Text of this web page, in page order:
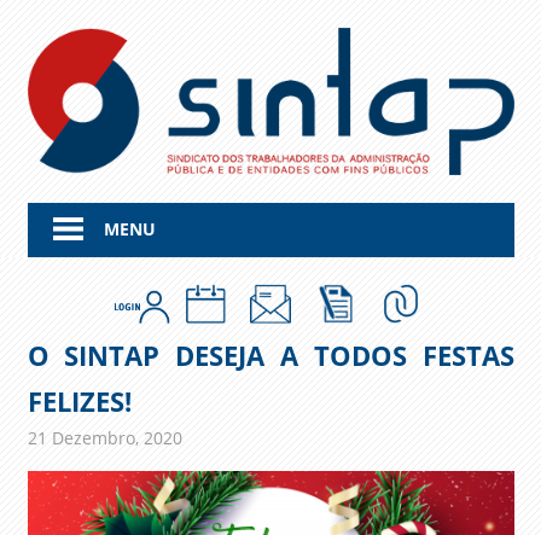
content
MENU
O SINTAP DESEJA A TODOS FESTAS
FELIZES!
21 Dezembro, 2020admin
Comunicados